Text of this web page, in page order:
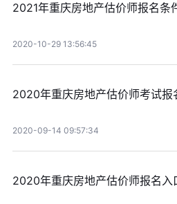
2021年重庆房地产估价师报名条
2020-10-29 13:56:45
2020年重庆房地产估价师考试报
2020-09-14 09:57:34
2020年重庆房地产估价师报名入